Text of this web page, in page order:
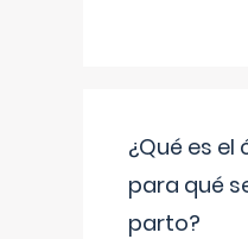
¿Qué es el
para qué
parto?